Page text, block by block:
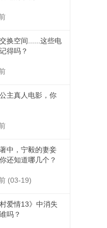
换空间......这些电
得吗？
主真人电影，你
著中，宁毅的妻妾
还知道哪几个？
(03-19)
爱情13》中消失
吗？